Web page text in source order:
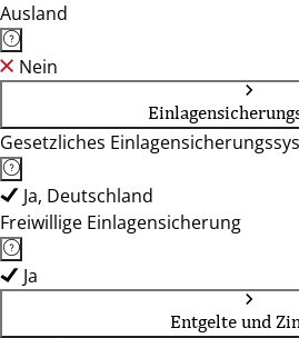
Ausland
Nein
Gesetzliches
Ja, Deutschland
Freiwillige Einlagensicherung
Ja
Entgelte und